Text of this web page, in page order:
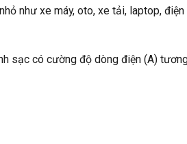
như xe máy, oto, xe tải, laptop,
sạc có cường độ dòng điện (A)